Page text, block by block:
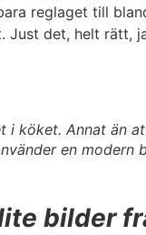
reglaget till
Just det, helt rätt,
i köket. Annat än
en modern
bilder